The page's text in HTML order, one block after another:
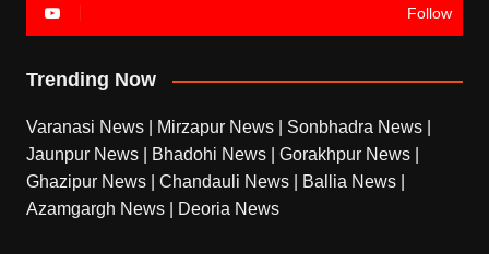
Follow
Trending Now
Varanasi News Mirzapur News Sonbhadra News
Jaunpur News
Bhadohi News Gorakhpur News
Ghazipur News
Chandauli News Ballia News
Azamgargh News
Deoria News